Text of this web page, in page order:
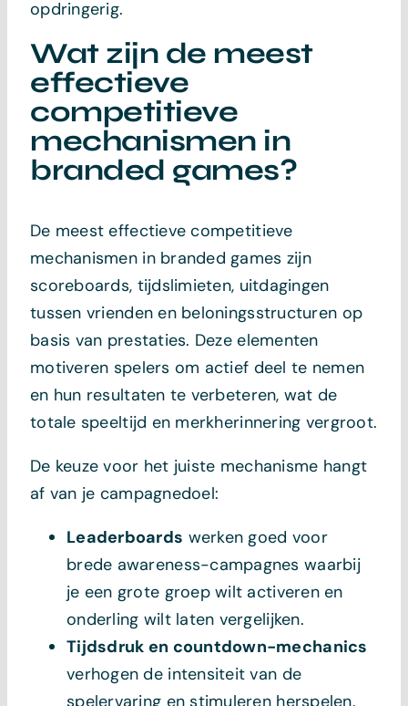
opdringerig.
Wat zijn de meest
effectieve
competitieve
mechanismen in
branded games?
De meest effectieve competitieve
mechanismen in branded games zijn
scoreboards, tijdslimieten, uitdagingen
tussen vrienden en beloningsstructuren op
basis van prestaties. Deze elementen
motiveren spelers om actief deel te nemen
en hun resultaten te verbeteren, wat de
totale speeltijd en merkherinnering vergroot.
De keuze voor het juiste mechanisme hangt
af van je campagnedoel:
Leaderboards werken goed voor
brede awareness-campagnes waarbij
je een grote groep wilt activeren en
onderling wilt laten vergelijken.
Tijdsdruk en countdown-mechanics
verhogen de intensiteit van de
spelervaring en stimuleren herspelen.